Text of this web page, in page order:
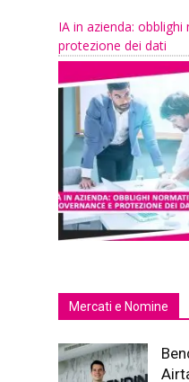
IA in azienda:
protezione dei dati
Mercati e Nomine